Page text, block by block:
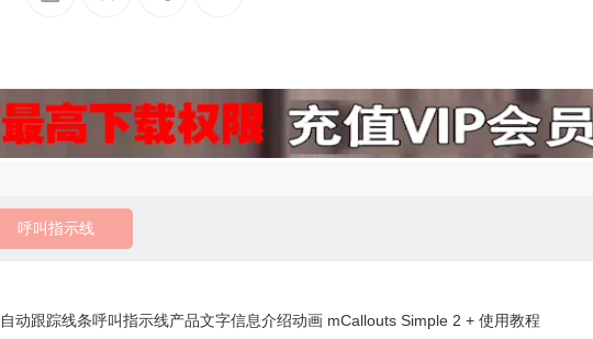
呼叫指示线
动跟踪线条呼叫指示线产品文字信息介绍动画 mCallouts Simple 2 + 使用教程